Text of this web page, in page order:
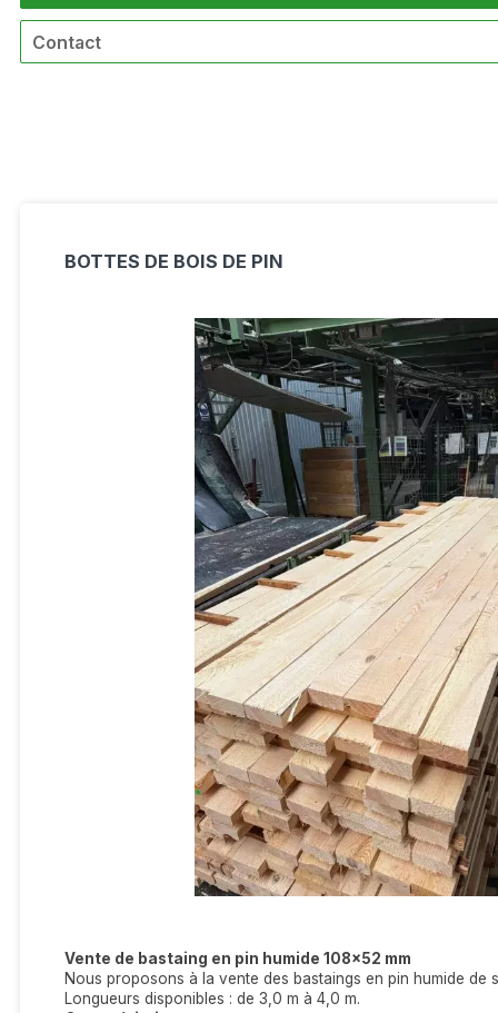
Contact
BOTTES DE BOIS DE PIN
Vente de bastaing en pin humide 108x52 mm
Nous proposons à la vente des bastaings en pin humide de
Longueurs disponibles : de 3,0 m à 4,0 m.